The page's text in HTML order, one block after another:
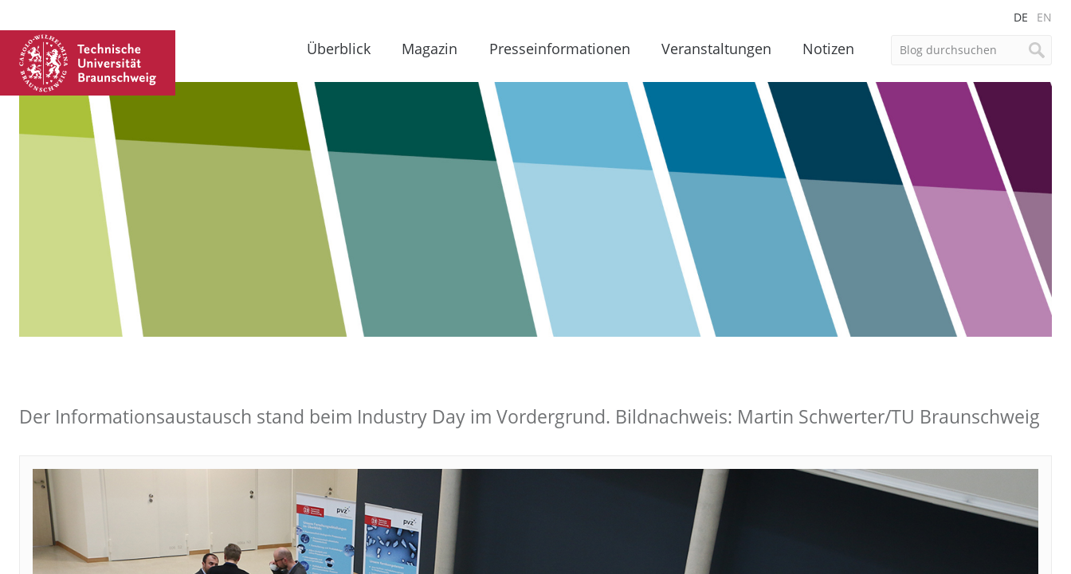
DE EN
Überblick Magazin Presseinformationen Veranstaltungen Notizen
Der Informationsaustausch stand beim Industry Day im Vordergrund. Bildnachweis: Martin Schwerter/TU Braunschweig